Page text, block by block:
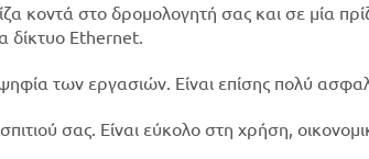
κοντά στο δρομολογητή σας και σε μία
δίκτυο Ethernet.
των εργασιών. Είναι επίσης πολύ
σας. Είναι εύκολο στη χρήση,